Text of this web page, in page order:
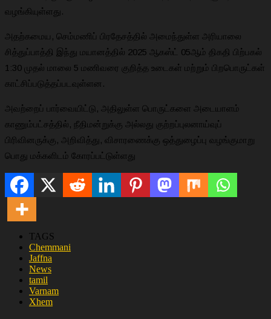
வழங்கியுள்ளது.
அதற்கமைய, செம்மணிப் பிரதேசத்தில் அமைந்துள்ள அரியாலை
சித்துப்பாத்தி இந்து மயானத்தில் 2025 ஆகஸ்ட் 05ஆம் திகதி பிற்பகல்
1:30 முதல் மாலை 5 மணிவரை குறித்த உடைகள் மற்றும் பிறபொருட்கள்
காட்சிப்படுத்தப்படவுள்ளன.
அவற்றைப் பார்வையிட்டு, அதிலுள்ள பொருட்களை அடையாளம்
காணும்பட்சத்தில், நீதிமன்றுக்கு அல்லது குற்றப்புலனாய்வுப்
பிரிவினருக்கு, அறிவித்து, விசாரணைக்கு ஒத்துழைப்பு வழங்குமாறு
பொது மக்களிடம் கோரப்பட்டுள்ளது
TAGS
Chemmani
Jaffna
News
tamil
Varnam
Xhem